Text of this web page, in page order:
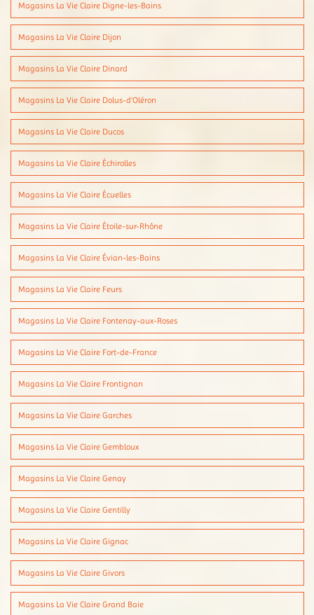
Magasins La Vie Claire Digne-les-Bains
Magasins La Vie Claire Dijon
Magasins La Vie Claire Dinard
Magasins La Vie Claire Dolus-d'Oléron
Magasins La Vie Claire Ducos
Magasins La Vie Claire Échirolles
Magasins La Vie Claire Écuelles
Magasins La Vie Claire Étoile-sur-Rhône
Magasins La Vie Claire Évian-les-Bains
Magasins La Vie Claire Feurs
Magasins La Vie Claire Fontenay-aux-Roses
Magasins La Vie Claire Fort-de-France
Magasins La Vie Claire Frontignan
Magasins La Vie Claire Garches
Magasins La Vie Claire Gembloux
Magasins La Vie Claire Genay
Magasins La Vie Claire Gentilly
Magasins La Vie Claire Gignac
Magasins La Vie Claire Givors
Magasins La Vie Claire Grand Baie